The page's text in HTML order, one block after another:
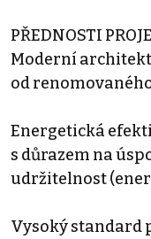
PŘEDNOSTI
Moderní
od
Energetická
s důrazem na
udržitelnost
Vysoký standard